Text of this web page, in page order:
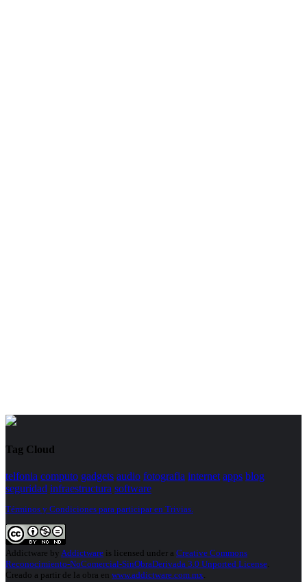
Tag Cloud
telfonia computo gadgets audio fotografia internet apps blog
seguridad infraestructura software
Términos y Condiciones para participar en Trivias.
Addictware by Addictware is licensed under a Creative Commons
Reconocimiento-NoComercial-SinObraDerivada 3.0 Unported License
Creado a partir de la obra en www.addictware.com.mx